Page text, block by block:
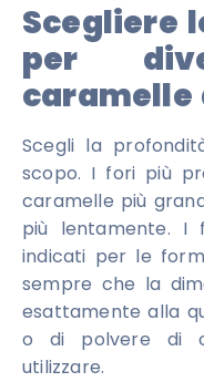
Scegliere
per
caramelle
Scegli la
scopo. I fori più
caramelle più
più lentamente. I
indicati per le
sempre che la
esattamente alla
o di polvere di
utilizzare.